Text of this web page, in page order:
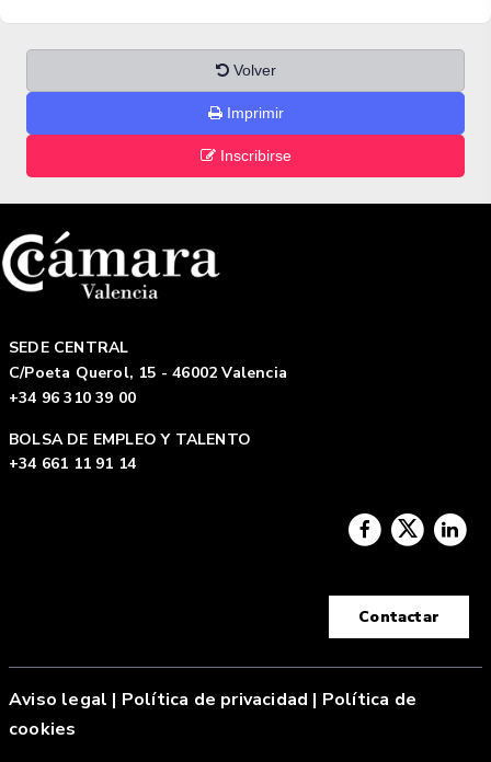
Volver
Imprimir
Inscribirse
SEDE CENTRAL
C/Poeta Querol, 15 - 46002 Valencia
+34 96 310 39 00
BOLSA DE EMPLEO Y TALENTO
+34 661 11 91 14
Contactar
Aviso legal | Política de privacidad | Política de
cookies